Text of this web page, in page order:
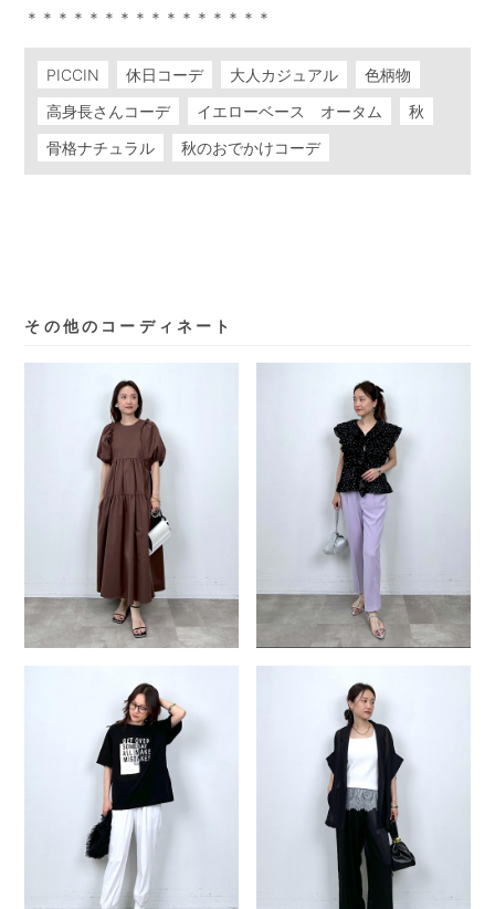
＊＊＊＊＊＊＊＊＊＊＊＊＊＊＊＊
PICCIN 休日コーデ 大人カジュアル
色柄物
高身長さんコーデ
イエローベース オータム
秋
骨格ナチュラル
秋のおでかけコーデ
その他のコーディネート